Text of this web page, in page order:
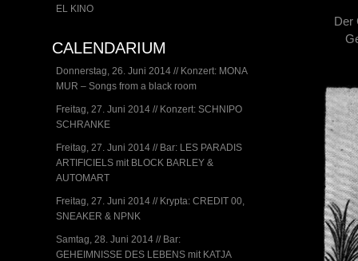
EL KINO
CALENDARIUM
Donnerstag, 26. Juni 2014 // Konzert: MONA
MUR – Songs from a black room
Freitag, 27. Juni 2014 // Konzert: SCHNIPO
SCHRANKE
Freitag, 27. Juni 2014 // Bar: LES PARADIS
ARTIFICIELS mit BLOCK BARLEY &
AUTOMART
Freitag, 27. Juni 2014 // Krypta: CREDIT 00,
SNEAKER & NPNK
Samtag, 28. Juni 2014 // Bar:
GEHEIMNISSE DES LEBENS mit KATJA
Der